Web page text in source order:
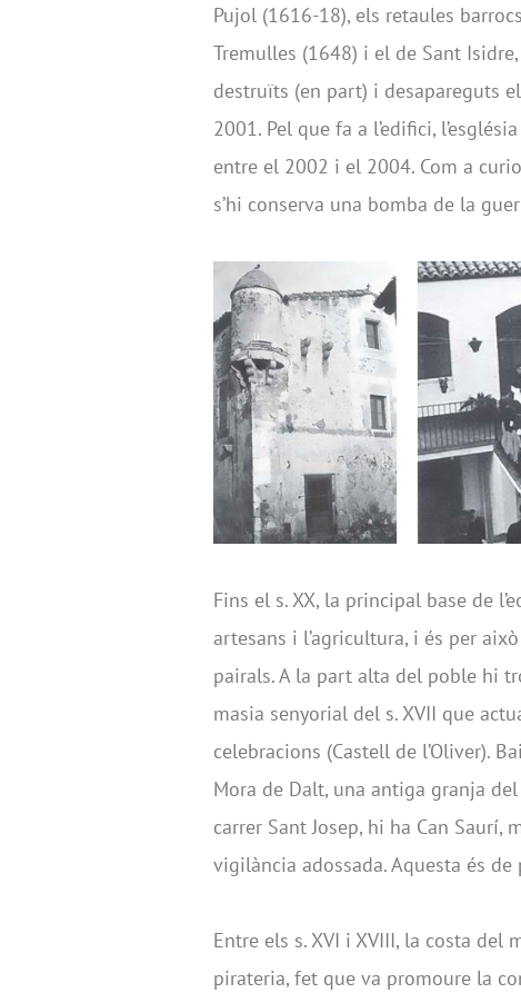
Pujol (1616-18), els retaules
Tremulles (1648) i el de Sant
destruïts (en part) i desapareguts
2001. Pel que fa a l’edifici,
entre el 2002 i el 2004. Com a
s’hi conserva una bomba de la
Fins el s. XX, la principal base de
artesans i l’agricultura, i és per
pairals. A la part alta del poble hi
masia senyorial del s. XVII que
celebracions (Castell de l’Oliver).
Mora de Dalt, una antiga granja
carrer Sant Josep, hi ha Can Saurí,
vigilància adossada. Aquesta és
Entre els s. XVI i XVIII, la costa del
pirateria, fet que va promoure la